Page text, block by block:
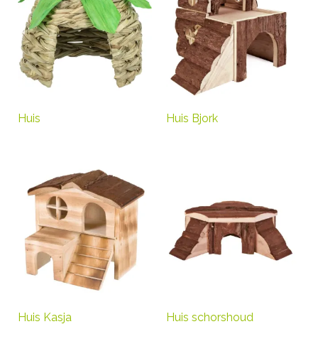
Huis Huis Bjork
Huis Kasja Huis schorshoud